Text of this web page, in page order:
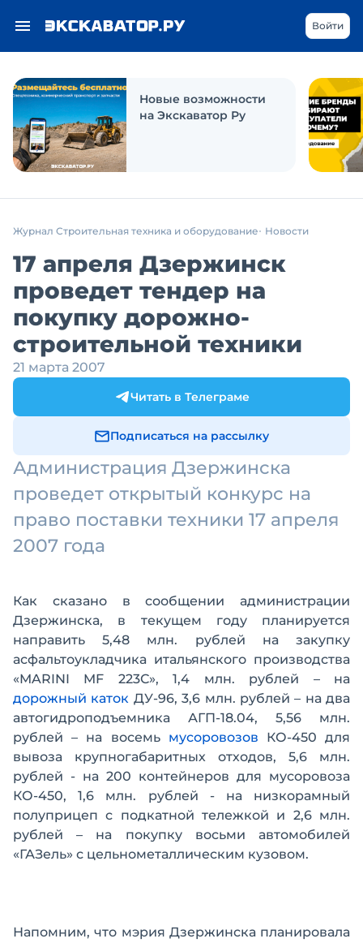
Войти
Новые возможности
на Экскаватор Ру
Журнал Строительная техника и оборудование Новости
17 апреля Дзержинск
проведет тендер на
покупку дорожно-
строительной техники
21 марта 2007
Читать в Телеграме
Подписаться на рассылку
Администрация Дзержинска
проведет открытый конкурс на
право поставки техники 17 апреля
2007 года
Как сказано в сообщении администрации
Дзержинска, в текущем году планируется
направить 5,48 млн. рублей на закупку
асфальтоукладчика итальянского производства
«MARINI MF 223С», 1,4 млн. рублей – на
дорожный каток ДУ-96, 3,6 млн. рублей – на два
автогидроподъемника АГП-18.04, 5,56 млн.
рублей – на восемь мусоровозов КО-450 для
вывоза крупногабаритных отходов, 5,6 млн.
рублей - на 200 контейнеров для мусоровоза
КО-450, 1,6 млн. рублей - на низкорамный
полуприцеп с подкатной тележкой и 2,6 млн.
рублей – на покупку восьми автомобилей
«ГАЗель» с цельнометаллическим кузовом.
Напомним, что мэрия Дзержинска планировала